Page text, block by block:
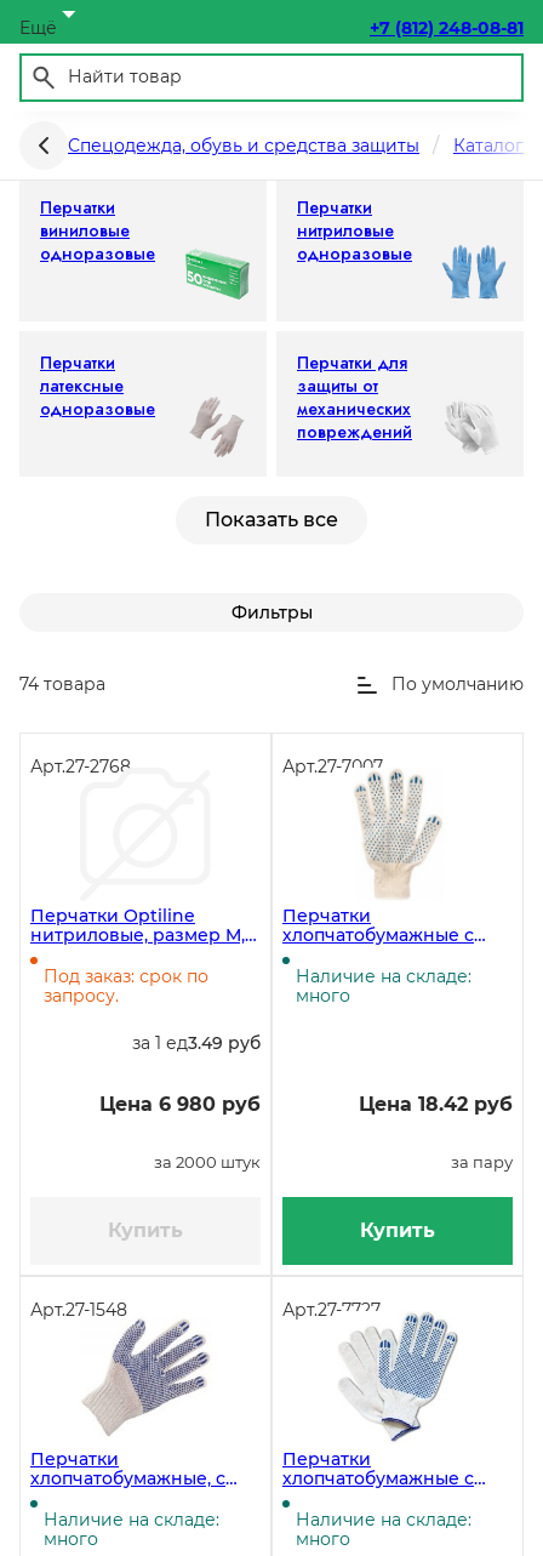
Ещё +7 (812) 248-08-81
Спецодежда, обувь и средства защиты Каталог
Перчатки
Перчатки
виниловые
одноразовые
Перчатки
нитриловые
одноразовые
Перчатки
латексные
одноразовые
Перчатки для
защиты от
механических
повреждений
Показать все
Фильтры
74 товара По умолчанию
Арт.27-2768
Перчатки Optiline
нитриловые, размер M,
голубые, 200 штук в
упаковке
Под заказ: срок по
запросу.
за 1 ед3.49 руб
Цена 6 980 руб
за 2000 штук
Купить
Арт.27-7007
Перчатки
хлопчатобумажные с
ПВХ, 3 нити, 10 класс
вязки, Эконом, 10 пар
Наличие на складе:
много
Цена 18.42 руб
за пару
Купить
Арт.27-1548
Перчатки
хлопчатобумажные, с
ПВХ, 4 нити, 10 класс
вязки, 500 пар
Наличие на складе:
много
Арт.27-7727
Перчатки
хлопчатобумажные с
ПВХ, 4 нити, 10 класс, 250
штук
Наличие на складе:
много